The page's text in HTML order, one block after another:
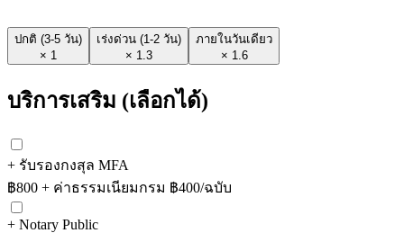
ปกติ (3-5 วัน)
× 1
เร่งด่วน (1-2 วัน)
× 1.3
ภายในวันเดียว
× 1.6
บริการเสริม (เลือกได้)
+ รับรองกงสุล MFA
฿800 + ค่าธรรมเนียมกรม ฿400/ฉบับ
+ Notary Public